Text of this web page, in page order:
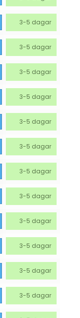
3-5 dagar
3-5 dagar
3-5 dagar
3-5 dagar
3-5 dagar
3-5 dagar
3-5 dagar
3-5 dagar
3-5 dagar
3-5 dagar
3-5 dagar
3-5 dagar